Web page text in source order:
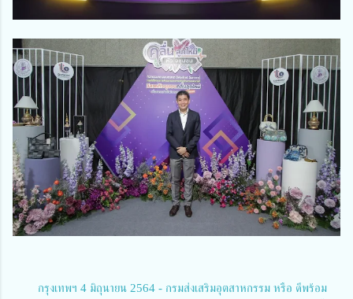
กรุงเทพฯ 4 มิถุนายน 2564 - กรมส่งเสริมอุตสาหกรรม หรือ ดีพร้อม